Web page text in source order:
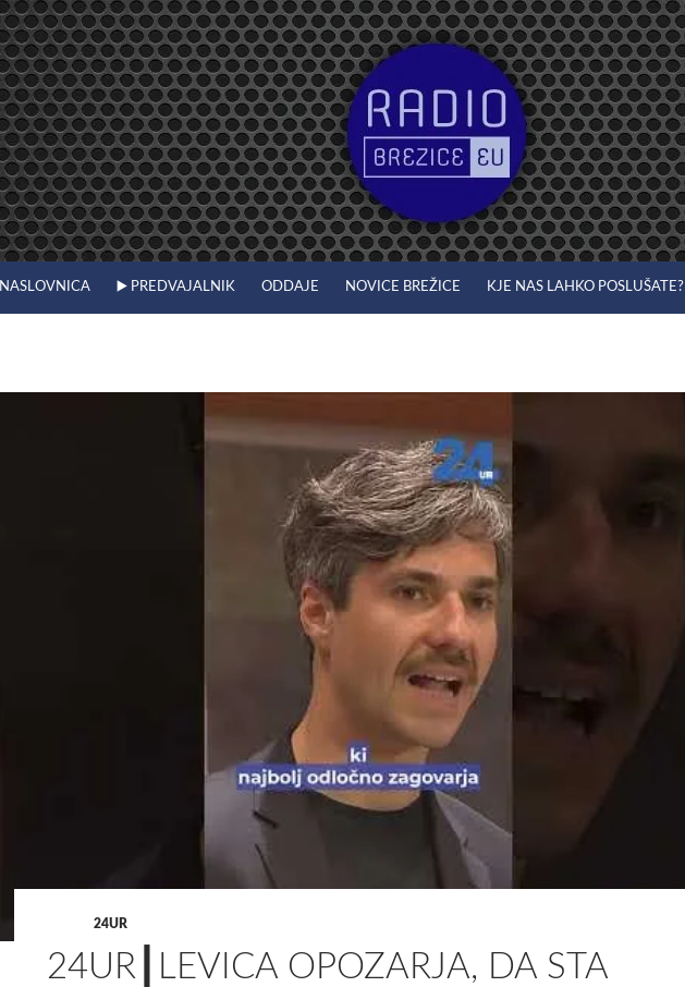
NASLOVNICA ▶️ PREDVAJALNIK ODDAJE NOVICE BREŽICE KJE NAS LAHKO POSLUŠATE?
24UR
24UR┃LEVICA OPOZARJA, DA STA